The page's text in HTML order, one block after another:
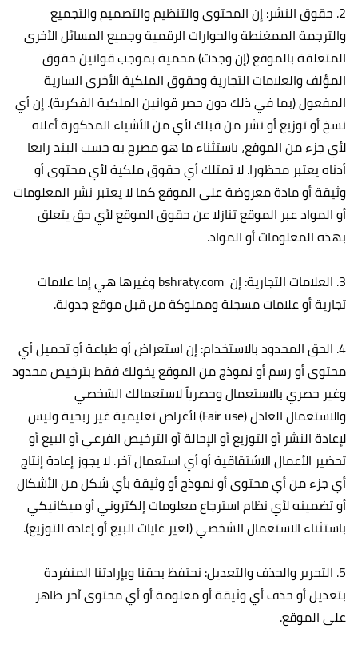
2. حقوق النشر: إن المحتوى والتنظيم والتصميم والتجميع
والترجمة الممغنطة والحوارات الرقمية وجميع المسائل الأخرى
المتعلقة بالموقع (إن وجدت) محمية بموجب قوانين حقوق
المؤلف والعلامات التجارية وحقوق الملكية الأخرى السارية
المفعول (بما في ذلك دون حصر قوانين الملكية الفكرية). إن أي
نسخ أو توزيع أو نشر من قبلك لأي من الأشياء المذكورة أعلاه
لأي جزء من الموقع، باستثناء ما هو مصرح به حسب البند رابعا
أدناه يعتبر محظورا. لا تمتلك أي حقوق ملكية لأي محتوى أو
وثيقة أو مادة معروضة على الموقع كما لا يعتبر نشر المعلومات
أو المواد عبر الموقع تنازلا عن حقوق الموقع لأي حق يتعلق
بهذه المعلومات أو المواد.
3. العلامات التجارية: إن bshraty.com وغيرها هي إما علامات
تجارية أو علامات مسجلة ومملوكة من قبل موقع جدولة.
4. الحق المحدود بالاستخدام: إن استعراض أو طباعة أو تحميل أي
محتوى أو رسم أو نموذج من الموقع يخولك فقط بترخيص محدود
وغير حصري بالاستعمال وحصرياً لاستعمالك الشخصي
والاستعمال العادل (Fair use) لأغراض تعليمية غير ربحية وليس
لإعادة النشر أو التوزيع أو الإحالة أو الترخيص الفرعي أو البيع أو
تحضير الأعمال الاشتقاقية أو أي استعمال آخر. لا يجوز إعادة إنتاج
أي جزء من أي محتوى أو نموذج أو وثيقة بأي شكل من الأشكال
أو تضمينه لأي نظام استرجاع معلومات إلكتروني أو ميكانيكي
باستثناء الاستعمال الشخصي (لغير غايات البيع أو إعادة التوزيع).
5. التحرير والحذف والتعديل: نحتفظ بحقنا وبإرادتنا المنفردة
بتعديل أو حذف أي وثيقة أو معلومة أو أي محتوى آخر ظاهر
على الموقع.